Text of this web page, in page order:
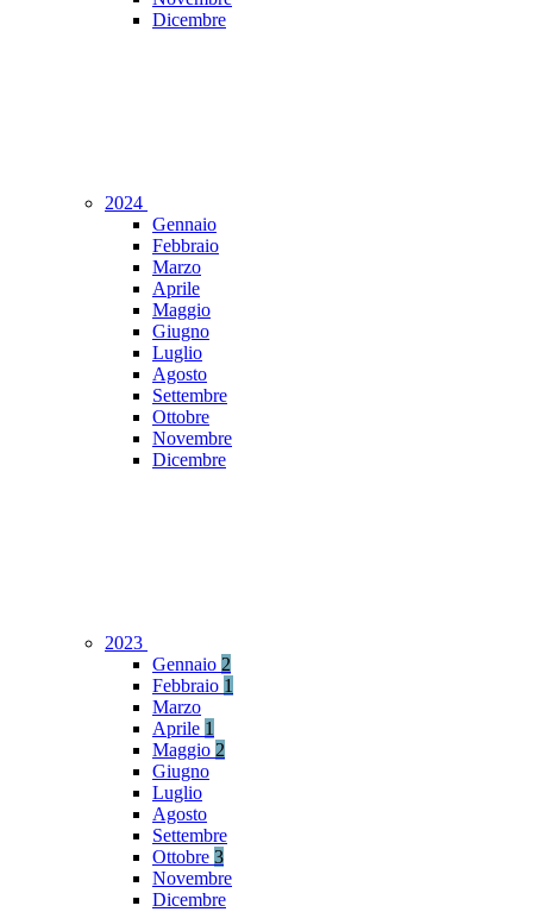
Dicembre
2024
Gennaio
Febbraio
Marzo
Aprile
Maggio
Giugno
Luglio
Agosto
Settembre
Ottobre
Novembre
Dicembre
2023
Gennaio 2
Febbraio 1
Marzo
Aprile 1
Maggio 2
Giugno
Luglio
Agosto
Settembre
Ottobre 3
Novembre
Dicembre